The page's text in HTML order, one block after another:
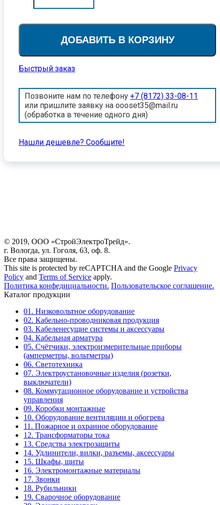
ДОБАВИТЬ В КОРЗИНУ
Быстрый заказ
Позвоните нам по телефону +7 (8172) 33-08-11
или пришлите заявку на oooset35@mail.ru
(обработка в течение одного дня)
Нашли дешевле? Cообщите!
© 2019, ООО «СтройЭлектроТрейд».
г. Вологда, ул. Гоголя, 63, оф. 8.
Все права защищены.
This site is protected by reCAPTCHA and the Google Privacy
Policy and Terms of Service apply.
Политика конфедициальности. Пользовательское соглашение.
Каталог продукции
01. Низковольтное оборудование
02. Кабельно-проводниковая продукция
03. Кабеленесущие системы и аксессуары
04. Кабельная арматура
05. Счётчики, электроизмерительные приборы
(амперметры, вольтметры)
06. Светотехника
07. Электроустановочные изделия (розетки,
выключатели)
08. Коммутационное оборудование и устройства
управления
09. Коробки монтажные
10. Оборудование вентиляции и обогрева
11. Пожарное и охранное оборудование
12. Трансформаторы тока
13. Средства электрозащиты
14. Удлинители, вилки, разъемы, аксессуары
15. Шкафы, щиты
16. Электромонтажные материалы
17. Звонки
18. Рубильники
19. Сварочное оборудование